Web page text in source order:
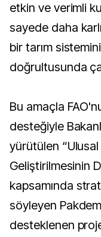
etkin ve verimli
sayede daha
bir tarım
doğrultusunda
Bu amaçla
desteğiyle
yürütülen
Geliştirilmesinin
kapsamında
söyleyen
desteklenen